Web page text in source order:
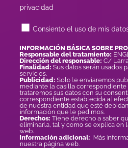
privacidad
Consiento el uso de mis
INFORMACIÓN BÁSICA SOBRE
Responsable del tratamiento:
Dirección del responsable: C/
Finalidad: Sus datos serán usados
servicios.
Publicidad: Solo le enviaremos
mediante la casilla
trataremos sus datos con su
correspondiente establecida al
de nuestra entidad que esté
información que le pedimos.
Derechos: Tiene derecho a saber
eliminarla, tal y como se explica en
web.
Información adicional: Más
nuestra página web.